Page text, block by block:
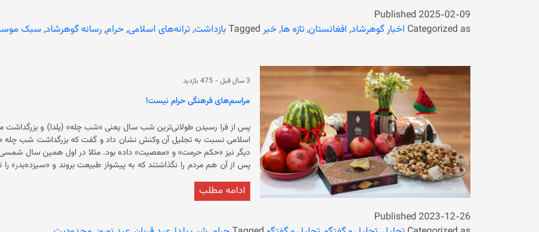
قابل ملاحظه‌ای از هنرمندان ناگزیر شده‌اند که افغانستان را ترک کنند.
دست‌اندکاران هنر موسیقی در افغانستان به سایر کشورها از جمله ازبکستان،
Published 2025-02-09
Categorized as اخبار گوهرشاد, افغانستان,تازه ها, خبر Tagged بازداشت,ترانه‌های اسلامی, حرام,رسانه گوهرشاد, سبک
3 سال قبل - 475 بازدید
مراسم‌های فرهنگی حرام نیست!
پس از فرا رسیدن طولانی‌ترین شب سال یعنی «شب چله» (یلدا) و
اسلامی نسبت به تجلیل آن وکنش نشان داد و گفت که بزرگداشت شب چله
مخالفت با این مراسم‌ها دلیل می‌آورند که «اینگونه رسومات در دین
مشابه آن این است که چون «خدا» در «قرآن» و «پیامبر خدا(ص)» در
ادامه مطلب
Published 2023-12-26